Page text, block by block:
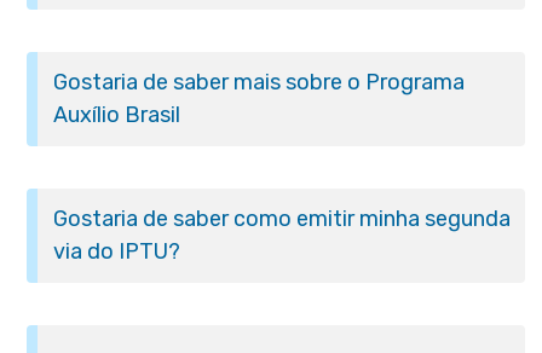
Gostaria de saber mais sobre o Programa
Auxílio Brasil
Gostaria de saber como emitir minha segunda
via do IPTU?